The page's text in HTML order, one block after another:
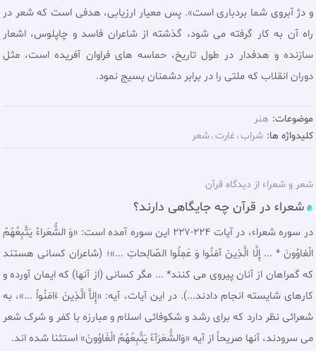
و دژ آبروى شما بردبارى است». پس معیار ارزیابى، هدفى است که شعر در
راه آن به کار گرفته مى شود، گذشته از شاعران فاسد و چاپلوس، اشعار
سازنده و هدفدار در طول تاریخ، حماسه هاى فراوان آفریده است، مثل
دوران انقلاب که ملتى را در برابر دشمنان بسیج نمود.
موضوعات: هنر
کلیدواژه ها: شراب غارت شعر
شعر و شعراء از ديدگاه قرآن
شعراء در قرآن چه جایگاهى دارند؟
در سوره شعراء، در آيات 224-227 اين سوره آمده است: «وَ الشُّعَراءُ یَتَّبِعُهُمُ
الْغاوُونَ * ... إِلَّا الَّذِینَ آمَنُوا وَ عَمِلُوا الصّالِحاتِ ...»؛ (شاعران کسانى هستند
که گمراهان از آنان پیروى مى کنند* ... مگر کسانى (از آنها) که ایمان آورده و
کارهاى شایسته انجام دادند...). در اين آيات، آیه: «إِلاَّ الَّذِینَ ءَامَنُواْ ...»، به
شعرائى نظر دارد که براى رشد و شکوفائى اسلام و مبارزه با کفر و شرک شعر
مى سرودند، آنها صریحاً از آیه «وَالشُّعَرَآءُ یَتَّبِعُهُمُ الْغَاوُونَ» استثنا شده اند.